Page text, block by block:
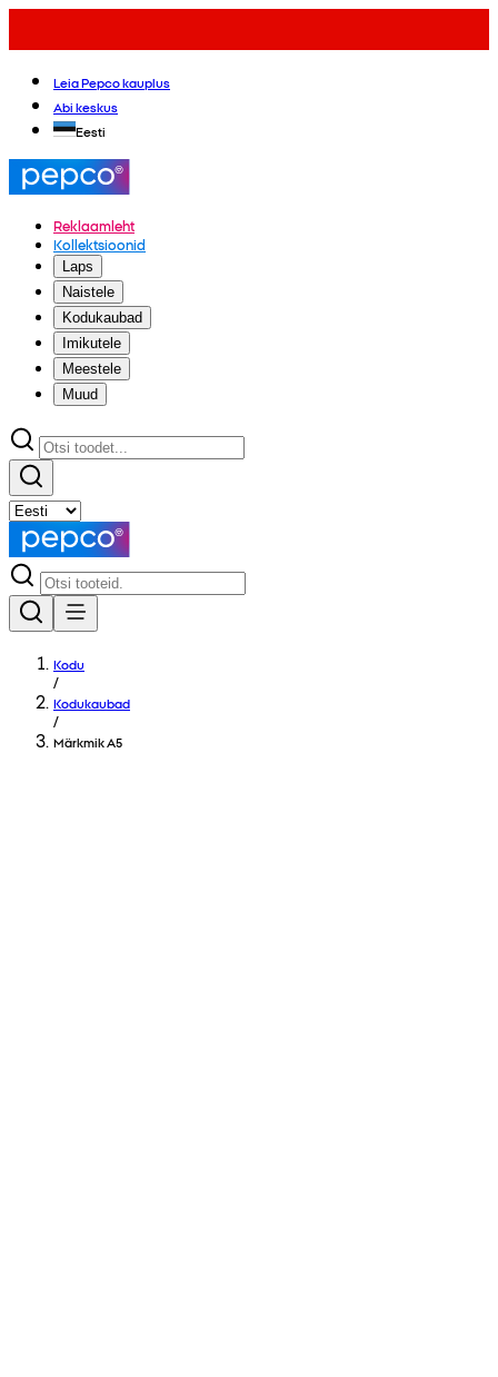
Leia Pepco kauplus
Abi keskus
Eesti
Reklaamleht
Kollektsioonid
Laps
Naistele
Kodukaubad
Imikutele
Meestele
Muud
Kodu
/
Kodukaubad
/
Märkmik A5